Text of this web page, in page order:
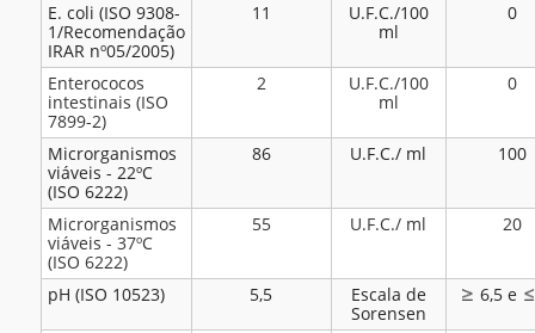
E. coli (ISO 9308-
1/Recomendação
IRAR nº05/2005)
11
U.F.C./100
ml
0
Enterococos
intestinais (ISO
7899-2)
2
U.F.C./100
ml
0
Microrganismos
viáveis - 22ºC
(ISO 6222)
86 U.F.C./ ml 100
Microrganismos
viáveis - 37ºC
(ISO 6222)
55 U.F.C./ ml 20
pH (ISO 10523) 5,5
Escala de
Sorensen
6,5 e